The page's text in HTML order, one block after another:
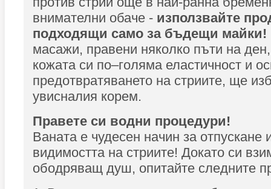
внимателни обаче - използвайте
подходящи само за бъдещи майки!
масажи, правени няколко пъти на
кожата си по–голяма еластичност и
предотвратяването на стриите, ще
увисналия корем.
Правете си водни процедури!
Ваната е чудесен начин за отпускане
видимостта на стриите! Докато си
ободряващ душ, опитайте следните